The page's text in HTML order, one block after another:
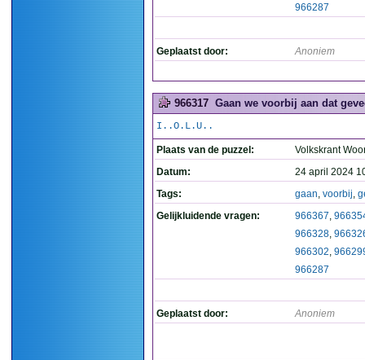
966287
Geplaatst door: Anoniem
966317 Gaan we voorbij aan dat
I..O.L.U..
Plaats van de puzzel:
Volkskrant
Datum:
24 april 2024
Tags:
gaan, voorbij,
Gelijkluidende vragen:
966367,
966328,
966302,
966287
Geplaatst door: Anoniem